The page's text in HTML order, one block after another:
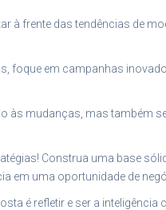
à frente das tendências de
foque em campanhas
às mudanças, mas também
Construa uma base
em uma oportunidade de
é refletir e ser a